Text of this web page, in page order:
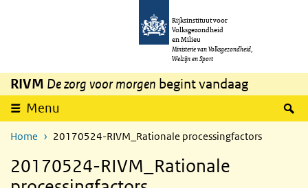
Overslaan en naar de inhoud gaan
Rijksinstituut voor
Volksgezondheid
en Milieu
Ministerie van Volksgezondheid,
Welzijn en Sport
RIVM De zorg voor morgen begint vandaag
Menu
Home 20170524-RIVM_Rationale processingfactors
20170524-RIVM_Rationale